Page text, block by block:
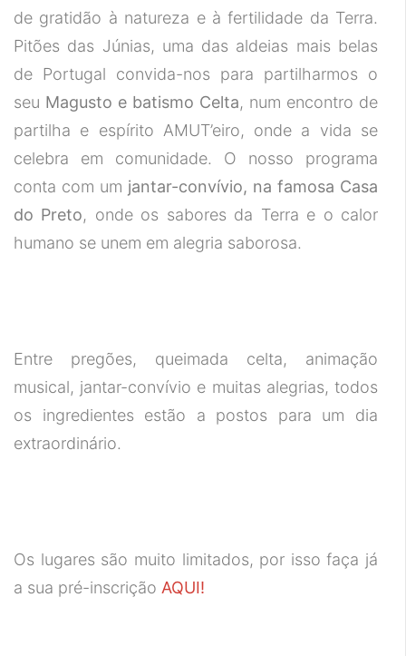
de gratidão à natureza e à fertilidade da Terra.
Pitões das Júnias, uma das aldeias mais belas
de Portugal convida-nos para partilharmos o
seu Magusto e batismo Celta, num encontro de
partilha e espírito AMUT’eiro, onde a vida se
celebra em comunidade. O nosso programa
conta com um jantar-convívio, na famosa Casa
do Preto, onde os sabores da Terra e o calor
humano se unem em alegria saborosa.
Entre pregões, queimada celta, animação
musical, jantar-convívio e muitas alegrias, todos
os ingredientes estão a postos para um dia
extraordinário.
Os lugares são muito limitados, por isso faça já
a sua pré-inscrição AQUI!